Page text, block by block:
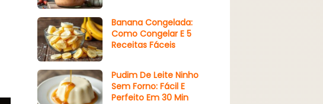
Banana Congelada:
Como Congelar E 5
Receitas Fáceis
Pudim De Leite Ninho
Sem Forno: Fácil E
Perfeito Em 30 Min